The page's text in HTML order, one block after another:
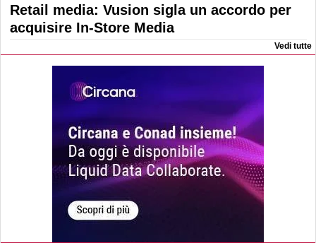
Retail media: Vusion sigla un accordo per
acquisire In-Store Media
Vedi tutte